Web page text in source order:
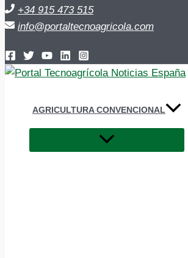
+34 915 473 515
info@portaltecnoagricola.com
AGRICULTURA CONVENCIONAL